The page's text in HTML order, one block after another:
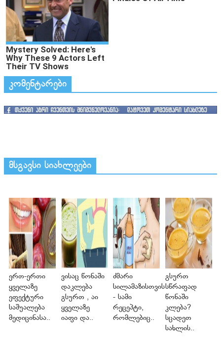
კომენტარები
მსგავსი სიახლეები
ერთ-ერთი
ყველაზე
ეფექტური
საშუალება
მედიცინასა..
ვისაც წონაში
დაკლება
გსურთ , აი
ყველაზე
იაფი და..
ძმარი
სილამაზისთვის
- სამი
რეცეპტი,
რომლებიც..
გსურთ
სწრაფად
წონაში
კლება?
სცადეთ
სახლის..